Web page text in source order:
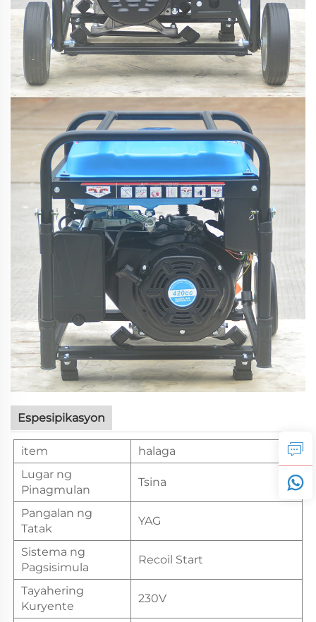
Espesipikasyon
item
halaga
Lugar ng
Pinagmulan
Tsina
Pangalan ng
Tatak
YAG
Sistema ng
Pagsisimula
Recoil Start
Tayahering
Kuryente
230V